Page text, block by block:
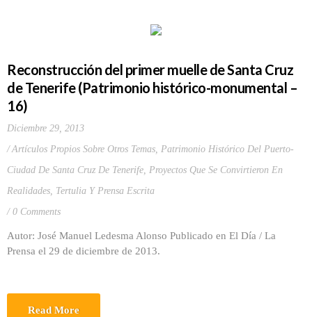
Reconstrucción del primer muelle de Santa Cruz
de Tenerife (Patrimonio histórico-monumental –
16)
Diciembre 29, 2013
Artículos Propios Sobre Otros Temas, Patrimonio Histórico Del Puerto-
Ciudad De Santa Cruz De Tenerife, Proyectos Que Se Convirtieron En
Realidades, Tertulia Y Prensa Escrita
0 Comments
Autor: José Manuel Ledesma Alonso Publicado en El Día / La
Prensa el 29 de diciembre de 2013.
Read More